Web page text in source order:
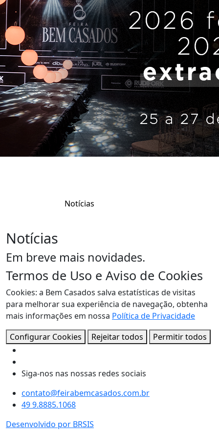
Notícias
Notícias
Em breve mais novidades.
Termos de Uso e Aviso de Cookies
Cookies: a Bem Casados salva estatísticas de visitas
para melhorar sua experiência de navegação, obtenha
mais informações em nossa Política de Privacidade
Configurar Cookies
Rejeitar todos Permitir todos
Siga-nos nas nossas redes sociais
contato@feirabemcasados.com.br
49 9.8885.1068
Desenvolvido por BRSIS